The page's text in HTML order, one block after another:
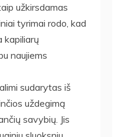
užkirsdamas
tyrimai rodo, kad
kapiliarų
naujiems
sudarytas iš
uždegimą
savybių. Jis